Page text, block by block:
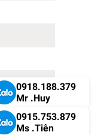
0918.188.379
Mr .Huy
0915.753.879
Ms .Tiên